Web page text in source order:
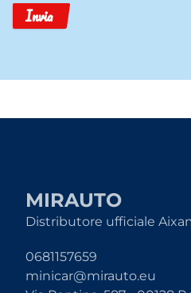
Invia
MIRAUTO
Distributore ufficiale
0681157659
minicar@mirauto.eu